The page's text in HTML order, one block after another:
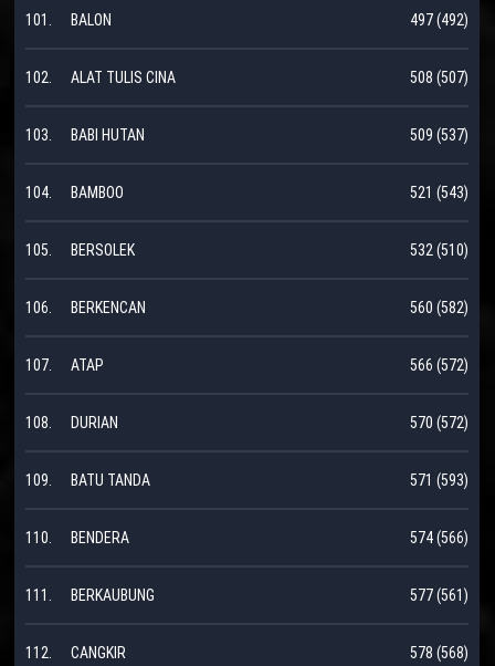
101. BALON 497 (492)
102. ALAT TULIS CINA 508 (507)
103. BABI HUTAN 509 (537)
104. BAMBOO 521 (543)
105. BERSOLEK 532 (510)
106. BERKENCAN 560 (582)
107. ATAP 566 (572)
108. DURIAN 570 (572)
109. BATU TANDA 571 (593)
110. BENDERA 574 (566)
111. BERKAUBUNG 577 (561)
112. CANGKIR 578 (568)